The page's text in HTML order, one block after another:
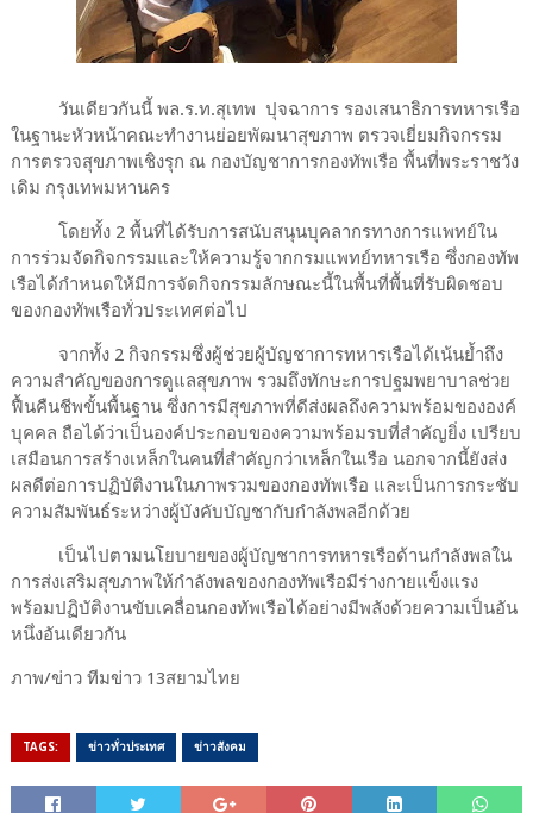
วันเดียวกันนี้ พล.ร.ท.สุเทพ ปุจฉาการ รองเสนาธิการทหารเรือ
ในฐานะหัวหน้าคณะทำงานย่อยพัฒนาสุขภาพ ตรวจเยี่ยมกิจกรรม
การตรวจสุขภาพเชิงรุก ณ กองบัญชาการกองทัพเรือ พื้นที่พระราชวัง
เดิม กรุงเทพมหานคร
โดยทั้ง 2 พื้นที่ได้รับการสนับสนุนบุคลากรทางการแพทย์ใน
การร่วมจัดกิจกรรมและให้ความรู้จากกรมแพทย์ทหารเรือ ซึ่งกองทัพ
เรือได้กำหนดให้มีการจัดกิจกรรมลักษณะนี้ในพื้นที่พื้นที่รับผิดชอบ
ของกองทัพเรือทั่วประเทศต่อไป
จากทั้ง 2 กิจกรรมซึ่งผู้ช่วยผู้บัญชาการทหารเรือได้เน้นย้ำถึง
ความสำคัญของการดูแลสุขภาพ รวมถึงทักษะการปฐมพยาบาลช่วย
ฟื้นคืนชีพขั้นพื้นฐาน ซึ่งการมีสุขภาพที่ดีส่งผลถึงความพร้อมขององค์
บุคคล ถือได้ว่าเป็นองค์ประกอบของความพร้อมรบที่สำคัญยิ่ง เปรียบ
เสมือนการสร้างเหล็กในคนที่สำคัญกว่าเหล็กในเรือ นอกจากนี้ยังส่ง
ผลดีต่อการปฏิบัติงานในภาพรวมของกองทัพเรือ และเป็นการกระชับ
ความสัมพันธ์ระหว่างผู้บังคับบัญชากับกำลังพลอีกด้วย
เป็นไปตามนโยบายของผู้บัญชาการทหารเรือด้านกำลังพลใน
การส่งเสริมสุขภาพให้กำลังพลของกองทัพเรือมีร่างกายแข็งแรง
พร้อมปฏิบัติงานขับเคลื่อนกองทัพเรือได้อย่างมีพลังด้วยความเป็นอัน
หนึ่งอันเดียวกัน
ภาพ/ข่าว ทีมข่าว 13สยามไทย
TAGS: ข่าวทั่วประเทศ ข่าวสังคม